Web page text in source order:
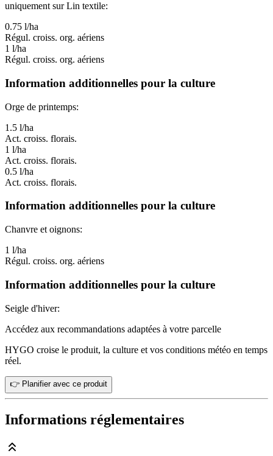
uniquement sur Lin textile:
0.75 l/ha
Régul. croiss. org. aériens
1 l/ha
Régul. croiss. org. aériens
Information additionnelles pour la culture
Orge de printemps:
1.5 l/ha
Act. croiss. florais.
1 l/ha
Act. croiss. florais.
0.5 l/ha
Act. croiss. florais.
Information additionnelles pour la culture
Chanvre et oignons:
1 l/ha
Régul. croiss. org. aériens
Information additionnelles pour la culture
Seigle d'hiver:
Accédez aux recommandations adaptées à votre parcelle
HYGO croise le produit, la culture et vos conditions météo en temps
réel.
👉 Planifier avec ce produit
Informations réglementaires